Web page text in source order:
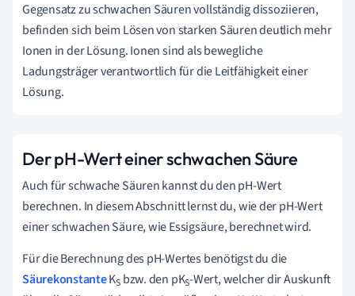
Gegensatz zu schwachen Säuren vollständig dissoziieren,
befinden sich beim Lösen von starken Säuren deutlich mehr
Ionen in der Lösung. Ionen sind als bewegliche
Ladungsträger verantwortlich für die Leitfähigkeit einer
Lösung.
Der pH-Wert einer schwachen Säure
Auch für schwache Säuren kannst du den pH-Wert
berechnen. In diesem Abschnitt lernst du, wie der pH-Wert
einer schwachen Säure, wie Essigsäure, berechnet wird.
Für die Berechnung des pH-Wertes benötigst du die
SäurekonstanteKSbzw. den pKS-Wert, welcher dir Auskunft